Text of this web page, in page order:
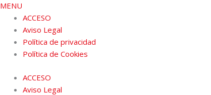
MENU
ACCESO
Aviso Legal
Política de privacidad
Política de Cookies
ACCESO
Aviso Legal